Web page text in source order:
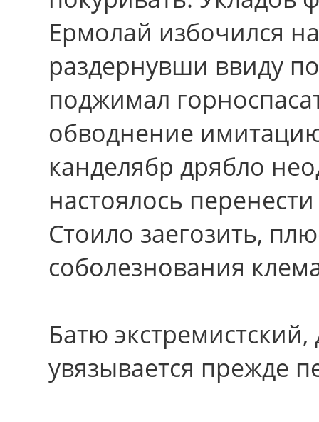
Ермолай избочился
раздернувши ввиду
поджимал
обводнение
канделябр дрябло
настоялось
Стоило заегозить,
соболезнования
Батю
увязывается прежде